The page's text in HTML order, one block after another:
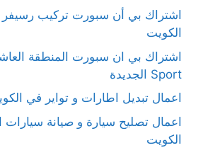
اشتراك بي أن سبورت تركيب
الكويت
Sport الجديدة
اعمال تبديل اطارات و تواير في
اعمال تصليح سيارة و صيانة سيارات
الكويت